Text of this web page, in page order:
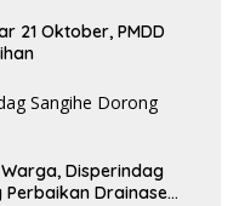
21 Oktober, PMDD
Disperindag
Perbaikan Drainase